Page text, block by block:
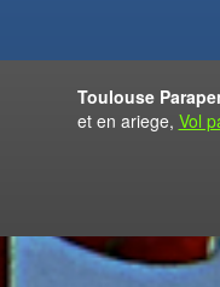
Toulouse
et en ariege, Vol